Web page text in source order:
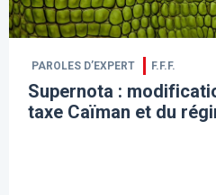
PAROLES D’EXPERT F.F.F.
Supernota :
taxe Caïman et du